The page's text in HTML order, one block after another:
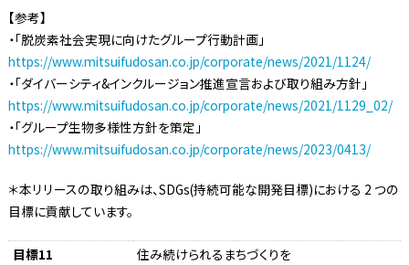
【参考】
・「脱炭素社会実現に向けたグループ行動計画」
https://www.mitsuifudosan.co.jp/corporate/news/2021/1124/
・「ダイバーシティ&インクルージョン推進宣言および取り組み方針」
https://www.mitsuifudosan.co.jp/corporate/news/2021/1129_02/
・「グループ生物多様性方針を策定」
https://www.mitsuifudosan.co.jp/corporate/news/2023/0413/
＊本リリースの取り組みは、SDGs(持続可能な開発目標)における 2 つの
目標に貢献しています。
目標11
住み続けられるまちづくりを